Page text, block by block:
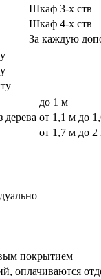
Шкаф 3-х ств
Шкаф 4-х ств
За каждую
дерева
до 1 м
от 1,1 м до
от 1,7 м до 2
покрытием
оплачиваются